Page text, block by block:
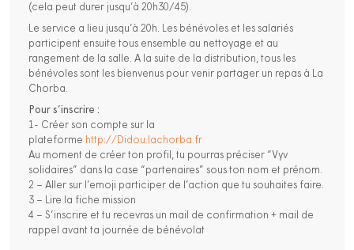
(cela peut durer jusqu’à 20h30/45).
Le service a lieu jusqu’à 20h. Les bénévoles et les salariés
participent ensuite tous ensemble au nettoyage et au
rangement de la salle. A la suite de la distribution, tous les
bénévoles sont les bienvenus pour venir partager un repas à La
Chorba.
Pour s’inscrire :
1- Créer son compte sur la
plateforme http://Didou.lachorba.fr
Au moment de créer ton profil, tu pourras préciser “Vyv
solidaires” dans la case “partenaires” sous ton nom et prénom.
2 – Aller sur l’emoji participer de l’action que tu souhaites faire.
3 – Lire la fiche mission
4 – S’inscrire et tu recevras un mail de confirmation + mail de
rappel avant ta journée de bénévolat